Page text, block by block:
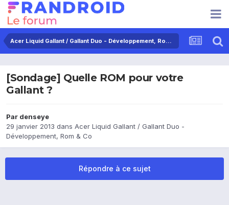
Acer Liquid Gallant / Gallant Duo - Développement, Rom & Co
[Sondage] Quelle ROM pour votre
Gallant ?
Par denseye
29 janvier 2013 dans Acer Liquid Gallant / Gallant Duo -
Développement, Rom & Co
Répondre à ce sujet